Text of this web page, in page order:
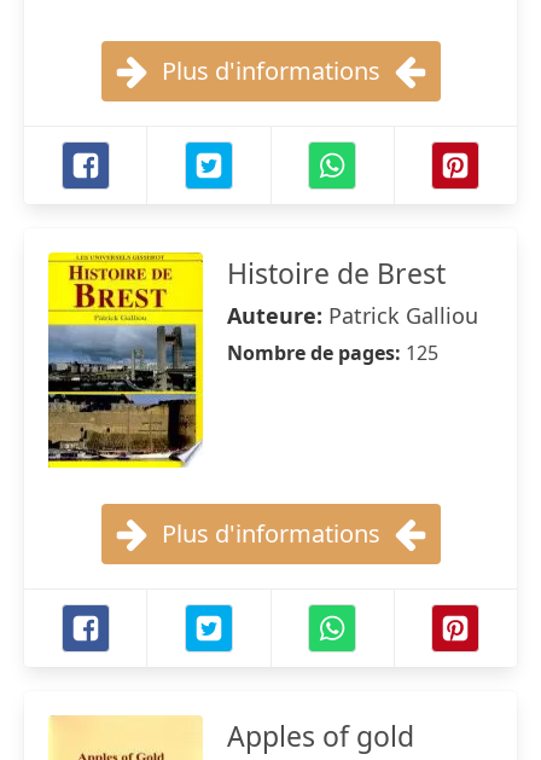
Plus d'informations
Histoire de Brest
Auteure: Patrick Galliou
Nombre de pages: 125
Plus d'informations
Apples of gold